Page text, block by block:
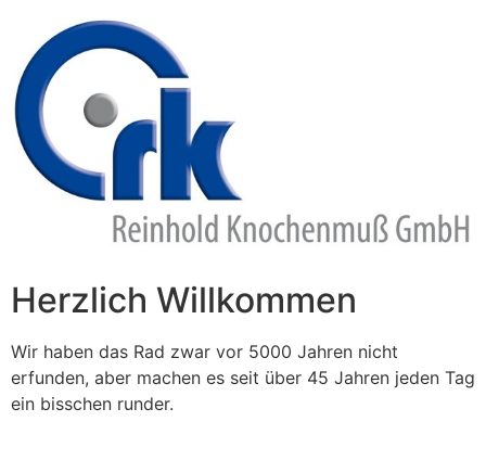
Inhalt
springen
Herzlich Willkommen
Wir haben das Rad zwar vor 5000 Jahren nicht
erfunden, aber machen es seit über 45 Jahren jeden Tag
ein bisschen runder.